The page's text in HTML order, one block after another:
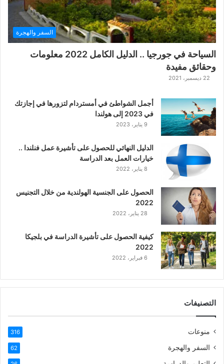
السفر والهجرة
السياحة في جورجيا .. الدليل الكامل 2022 معلومات
وحقائق مفيدة
22 ديسمبر، 2021
أجمل الشواطئ في أمستردام لتزورها في إجازتك
في 2023 إلى هولندا
9 يناير، 2023
الدليل النهائي للحصول على تأشيرة عمل فنلندا ..
خيارات العمل بعد الدراسة
8 يناير، 2022
الحصول على الجنسية الهولندية من خلال التجنيس
2022
28 يناير، 2022
كيفية الحصول على تأشيرة الدراسة في بلجيكا
2022
6 فبراير، 2022
التصنيفات
منوعات 316
السفر والهجرة 62